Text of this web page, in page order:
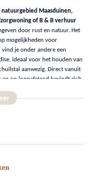
Maasduinen,
of B & B verhuur
door rust en natuur. Het
mogelijkheden voor
je onder andere een
ideaal voor het houden van
aanwezig. Direct vanuit
op loopafstand bevindt zich
over een tweede woning,
loods van 147 m². Deze
en veel licht geeft direct een